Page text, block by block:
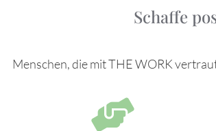
Schaffe
Menschen, die mit THE WORK